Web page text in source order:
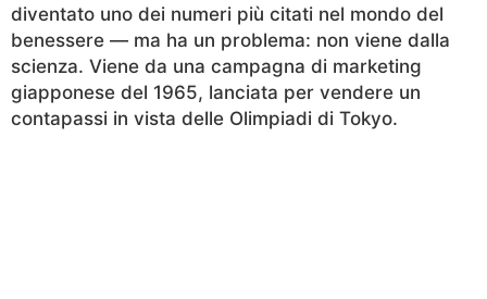
diventato uno dei numeri più citati nel mondo del
benessere — ma ha un problema: non viene dalla
scienza. Viene da una campagna di marketing
giapponese del 1965, lanciata per vendere un
contapassi in vista delle Olimpiadi di Tokyo.